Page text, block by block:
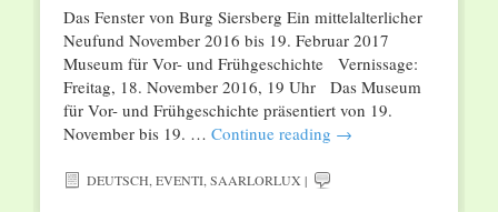
Das Fenster von Burg Siersberg Ein mittelalterlicher
Neufund November 2016 bis 19. Februar 2017
Museum für Vor- und Frühgeschichte Vernissage:
Freitag, 18. November 2016, 19 Uhr Das Museum
für Vor- und Frühgeschichte präsentiert von 19.
November bis 19. … Continue reading →
DEUTSCH EVENTI, SAARLORLUX |